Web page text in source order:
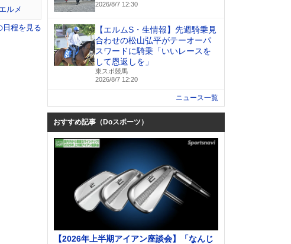
ルメ
日程を見る
2026/8/7 12:30
【エルムS・生情報】先週騎乗見
合わせの松山弘平がテーオーパ
スワードに騎乗「いいレースを
して恩返しを」
東スポ競馬
2026/8/7 12:20
ニュース一覧
おすすめ記事（Doスポーツ）
【2026年上半期アイアン座談会】「なんじ